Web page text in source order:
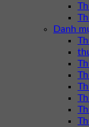
Danh